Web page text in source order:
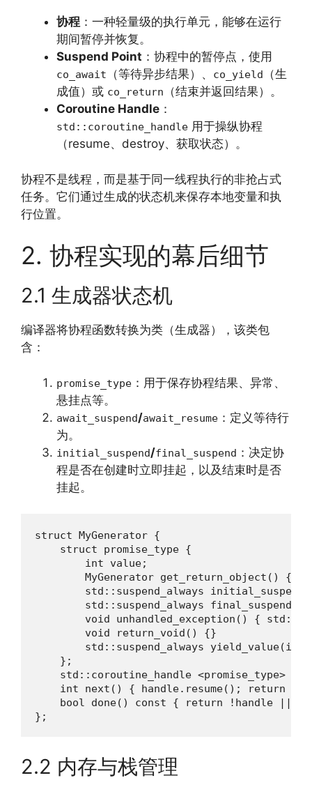
协程 ：一种轻量级的执行单元，能够在运行
期间暂停并恢复。
Suspend Point ：协程中的暂停点，使用
co_await （等待异步结果）、 co_yield
（生
成值）或 co_return
（结束并返回结果）。
Coroutine Handle ：
std::coroutine_handle 用于操纵协程
（resume、destroy、获取状态）。
协程不是线程，而是基于同一线程执行的非抢占式
任务。它们通过生成的状态机来保存本地变量和执
行位置。
2. 协程实现的幕后细节
2.1 生成器状态机
编译器将协程函数转换为类（生成器），该类包
含：
promise_type ：用于保存协程结果、异常、
悬挂点等。
await_suspend/await_resume ：定义等待行
为。
initial_suspend/final_suspend ：决定协
程是否在创建时立即挂起，以及结束时是否
挂起。
struct MyGenerator {
    struct promise_type {
        int value;
MyGenerator get_return_object() {
std::suspend_always
std::suspend_always final_suspend()
void unhandled_exception() {
        void return_void() {}
std::suspend_always yield_value(int
    };
std::coroutine_handle <promise_type>
int next() { handle.resume(); return
bool done() const { return !handle ||
};
2.2 内存与栈管理